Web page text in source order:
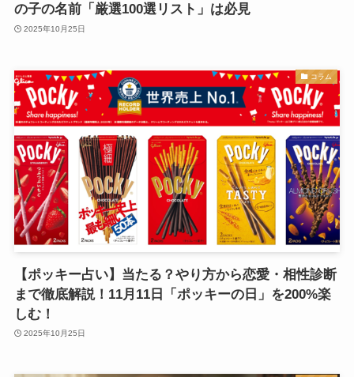
の子の名前「厳選100選リスト」は必見
2025年10月25日
コラム
【ポッキー占い】当たる？やり方から恋愛・相性診断
まで徹底解説！11月11日「ポッキーの日」を200%楽
しむ！
2025年10月25日